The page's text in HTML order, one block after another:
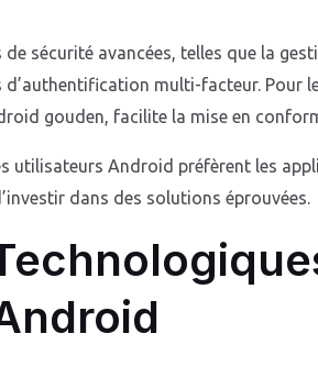
sécurité avancées, telles que la
multi-facteur. Pour
gouden, facilite la mise en
utilisateurs Android préfèrent les
dans des solutions éprouvées.